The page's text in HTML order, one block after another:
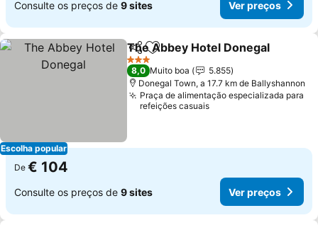
Consulte os preços de 9 sites Ver preços
Escolha popular
PartilharAdicionar aos favoritos
The Abbey Hotel Donegal
3 Estrelas
8,0 Muito boa
5.855
Donegal Town, a 17.7 km de Ballyshannon
Praça de alimentação especializada para
refeições casuais
De € 104
Consulte os preços de 9 sites Ver preços